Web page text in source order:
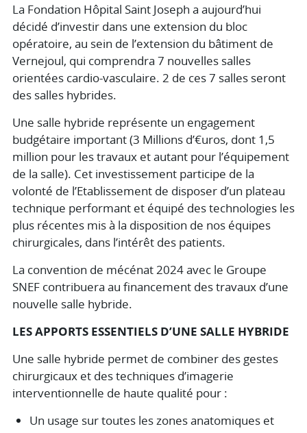
La Fondation Hôpital Saint Joseph a aujourd’hui
décidé d’investir dans une extension du bloc
opératoire, au sein de l’extension du bâtiment de
Vernejoul, qui comprendra 7 nouvelles salles
orientées cardio-vasculaire. 2 de ces 7 salles seront
des salles hybrides.
Une salle hybride représente un engagement
budgétaire important (3 Millions d’€uros, dont 1,5
million pour les travaux et autant pour l’équipement
de la salle). Cet investissement participe de la
volonté de l’Etablissement de disposer d’un plateau
technique performant et équipé des technologies les
plus récentes mis à la disposition de nos équipes
chirurgicales, dans l’intérêt des patients.
La convention de mécénat 2024 avec le Groupe
SNEF contribuera au financement des travaux d’une
nouvelle salle hybride.
LES APPORTS ESSENTIELS D’UNE SALLE HYBRIDE
Une salle hybride permet de combiner des gestes
chirurgicaux et des techniques d’imagerie
interventionnelle de haute qualité pour :
Un usage sur toutes les zones anatomiques et